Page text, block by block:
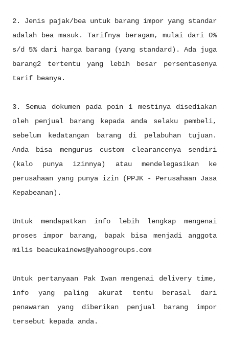
2. Jenis pajak/bea untuk barang impor yang standar
adalah bea masuk. Tarifnya beragam, mulai dari 0%
s/d 5% dari harga barang (yang standard). Ada juga
barang2 tertentu yang lebih besar persentasenya
tarif beanya.
3. Semua dokumen pada poin 1 mestinya disediakan
oleh penjual barang kepada anda selaku pembeli,
sebelum kedatangan barang di pelabuhan tujuan.
Anda bisa mengurus custom clearancenya sendiri
(kalo punya izinnya) atau mendelegasikan ke
perusahaan yang punya izin (PPJK - Perusahaan Jasa
Kepabeanan).
Untuk mendapatkan info lebih lengkap mengenai
proses impor barang, bapak bisa menjadi anggota
milis beacukainews@yahoogroups.com
Untuk pertanyaan Pak Iwan mengenai delivery time,
info yang paling akurat tentu berasal dari
penawaran yang diberikan penjual barang impor
tersebut kepada anda.